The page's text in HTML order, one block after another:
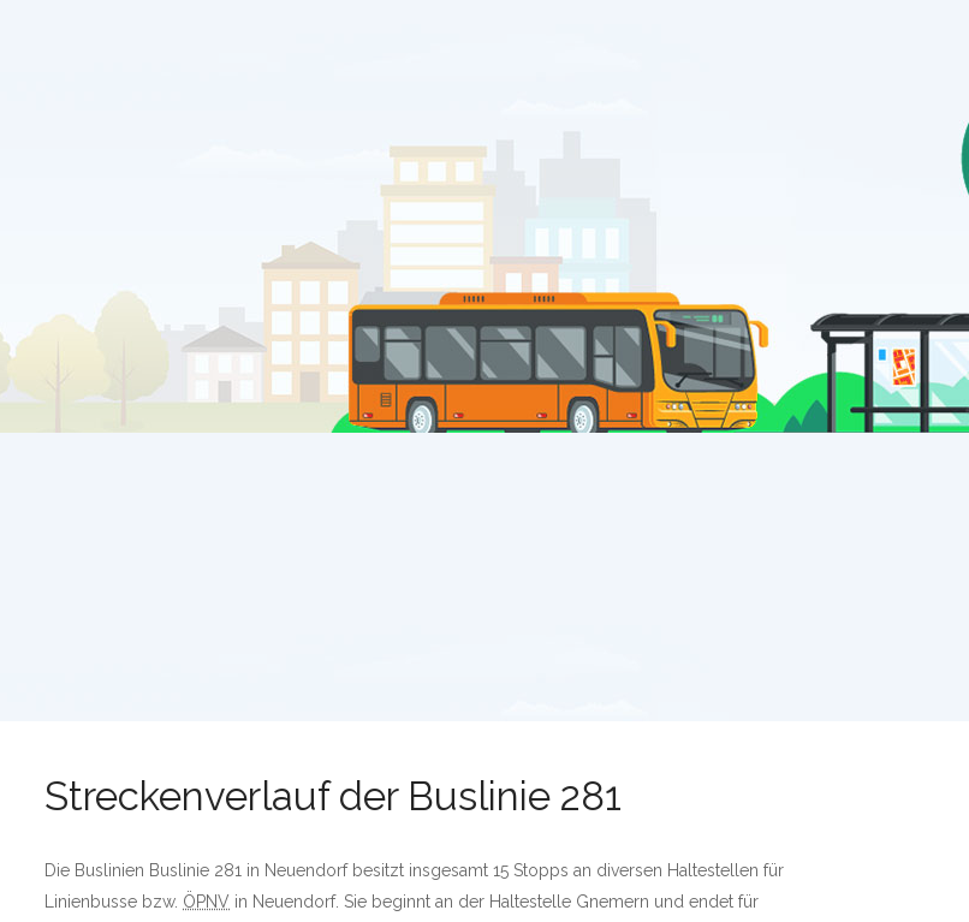
Streckenverlauf der Buslinie 281
Die Buslinien Buslinie 281 in Neuendorf besitzt insgesamt 15 Stopps an diversen Haltestellen für
Linienbusse bzw. ÖPNV in Neuendorf. Sie beginnt an der Haltestelle Gnemern und endet für